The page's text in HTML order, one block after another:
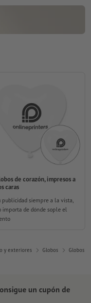
de corazón, impresos a
caras
publicidad siempre a la vista,
importa de dónde sople el
y exteriores Globos
Globos
un cupón de